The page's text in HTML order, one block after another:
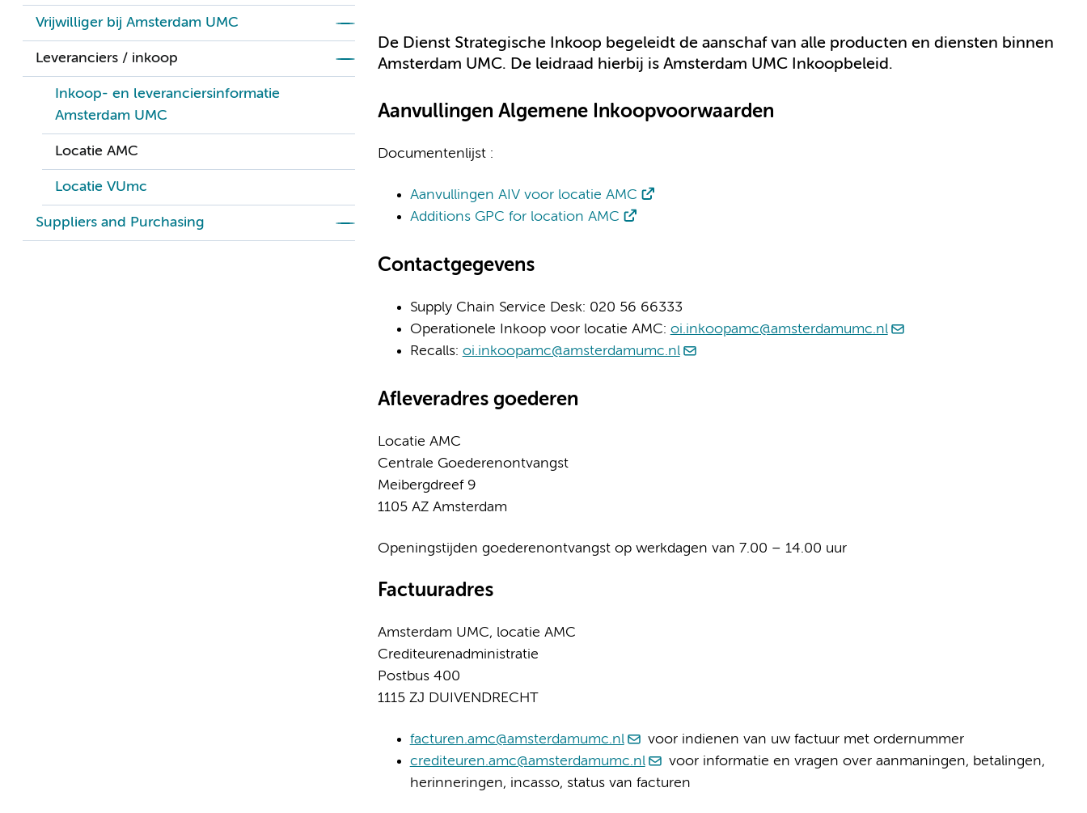
Vrijwilliger bij Amsterdam UMC
Leveranciers / inkoop
Inkoop- en leveranciersinformatie
Amsterdam UMC
Locatie AMC
Locatie VUmc
Suppliers and Purchasing
De Dienst Strategische Inkoop begeleidt de aanschaf van alle producten en diensten binnen
Amsterdam UMC. De leidraad hierbij is Amsterdam UMC Inkoopbeleid.
Aanvullingen Algemene Inkoopvoorwaarden
Documentenlijst :
Aanvullingen AIV voor locatie AMC
Additions GPC for location AMC
Contactgegevens
Supply Chain Service Desk: 020 56 66333
Operationele Inkoop voor locatie AMC: oi.inkoopamc@amsterdamumc.nl
Recalls: oi.inkoopamc@amsterdamumc.nl
Afleveradres goederen
Locatie AMC
Centrale Goederenontvangst
Meibergdreef 9
1105 AZ Amsterdam
Openingstijden goederenontvangst op werkdagen van 7.00 – 14.00 uur
Factuuradres
Amsterdam UMC, locatie AMC
Crediteurenadministratie
Postbus 400
1115 ZJ DUIVENDRECHT
facturen.amc@amsterdamumc.nl
voor indienen van uw factuur met ordernummer
crediteuren.amc@amsterdamumc.nl
voor informatie en vragen over aanmaningen, betalingen,
herinneringen, incasso, status van facturen